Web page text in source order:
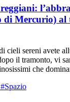
di Mercurio)
cieli sereni avete
il tramonto, vi
che
Sistema Solare,
valzer
#Spazio